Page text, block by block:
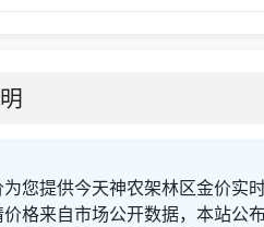
您提供今天神农架林区金价实
格来自市场公开数据，本站公